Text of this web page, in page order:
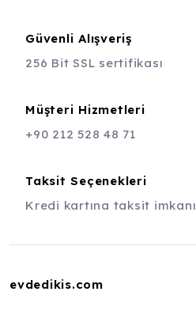
Güvenli Alışveriş
256 Bit SSL sertifikası
Müşteri Hizmetleri
+90 212 528 48 71
Taksit Seçenekleri
Kredi kartına taksit imkanı
evdedikis.com